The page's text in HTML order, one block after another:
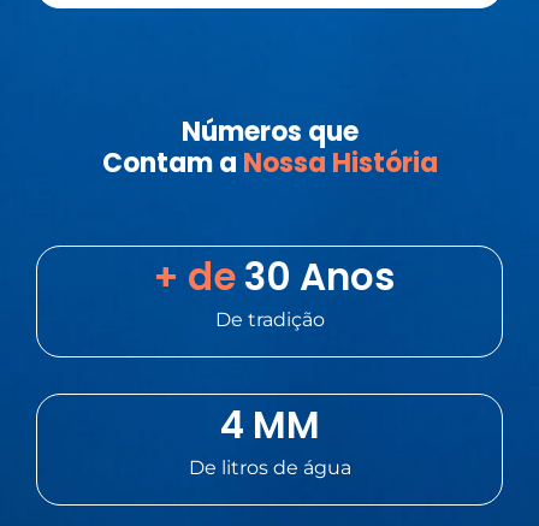
Números que
Contama Nossa História
De tradição
+ de 30 Anos
De litros de água
4 MM